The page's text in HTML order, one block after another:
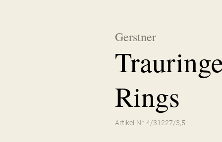
Gerstner
Rings
Artikel-Nr. 4/31227/3,5